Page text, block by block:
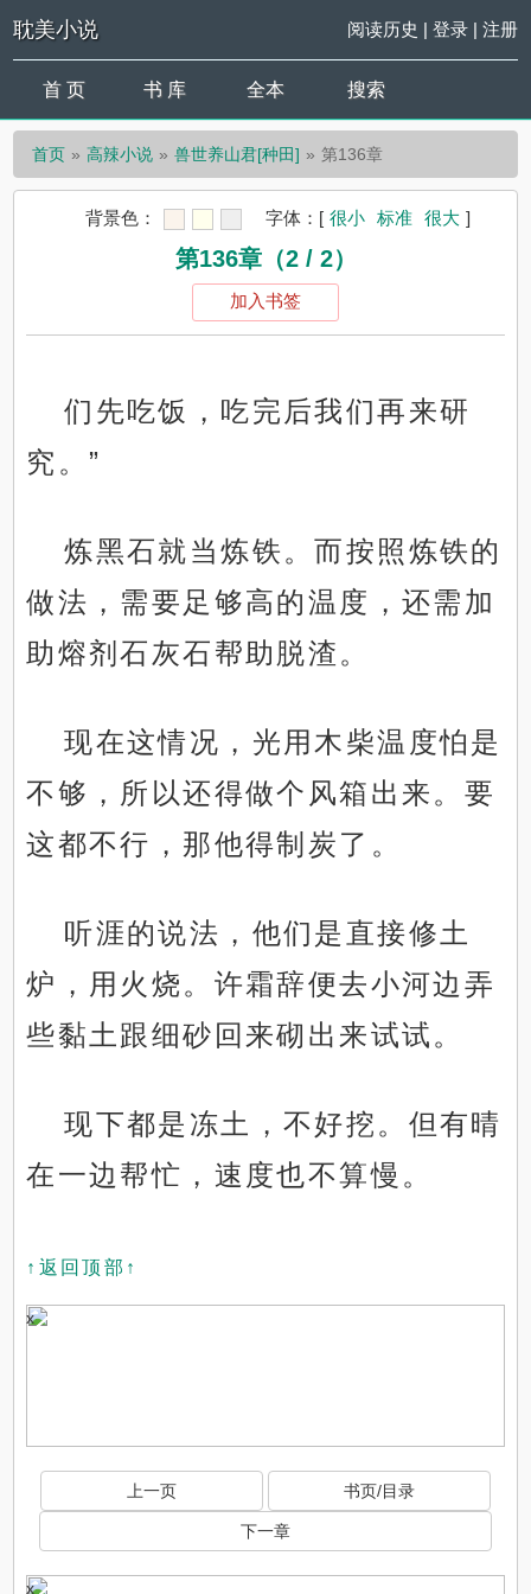
耽美小说 阅读历史 | 登录| 注册
首 页 书 库 全本 搜索
首页 高辣小说 兽世养山君[种田] 第136章
背景色： 字体： [ 很小 标准 很大 ]
第136章（2 / 2）
加入书签
们先吃饭，吃完后我们再来研
究。”
炼黑石就当炼铁。而按照炼铁的
做法，需要足够高的温度，还需加
助熔剂石灰石帮助脱渣。
现在这情况，光用木柴温度怕是
不够，所以还得做个风箱出来。要
这都不行，那他得制炭了。
听涯的说法，他们是直接修土
炉，用火烧。许霜辞便去小河边弄
些黏土跟细砂回来砌出来试试。
现下都是冻土，不好挖。但有晴
在一边帮忙，速度也不算慢。
↑返回顶部↑
x
上一页 书页/目录
下一章
x